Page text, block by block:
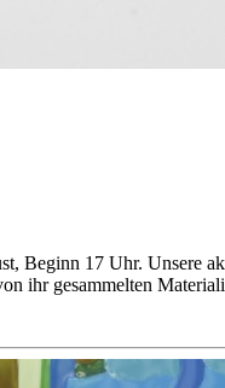
Beginn 17 Uhr. Unsere
ihr gesammelten